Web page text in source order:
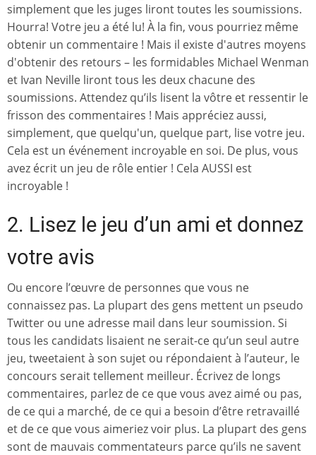
simplement que les juges liront toutes les soumissions.
Hourra! Votre jeu a été lu! À la fin, vous pourriez même
obtenir un commentaire ! Mais il existe d'autres moyens
d'obtenir des retours – les formidables Michael Wenman
et Ivan Neville liront tous les deux chacune des
soumissions. Attendez qu’ils lisent la vôtre et ressentir le
frisson des commentaires ! Mais appréciez aussi,
simplement, que quelqu'un, quelque part, lise votre jeu.
Cela est un événement incroyable en soi. De plus, vous
avez écrit un jeu de rôle entier ! Cela AUSSI est
incroyable !
2. Lisez le jeu d’un ami et donnez
votre avis
Ou encore l’œuvre de personnes que vous ne
connaissez pas. La plupart des gens mettent un pseudo
Twitter ou une adresse mail dans leur soumission. Si
tous les candidats lisaient ne serait-ce qu’un seul autre
jeu, tweetaient à son sujet ou répondaient à l’auteur, le
concours serait tellement meilleur. Écrivez de longs
commentaires, parlez de ce que vous avez aimé ou pas,
de ce qui a marché, de ce qui a besoin d’être retravaillé
et de ce que vous aimeriez voir plus. La plupart des gens
sont de mauvais commentateurs parce qu’ils ne savent